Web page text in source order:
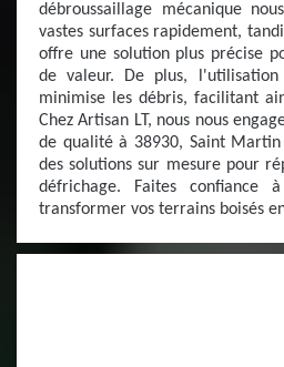
débroussaillage mécanique
vastes surfaces rapidement,
offre une solution plus précise
de valeur. De plus,
minimise les débris, facilitant
Chez Artisan LT, nous nous
de qualité à 38930, Saint
des solutions sur mesure pour
défrichage. Faites confiance
transformer vos terrains boisés